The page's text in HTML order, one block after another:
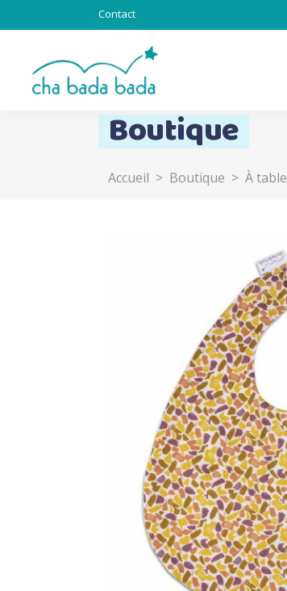
Contact
Totebag & Goodies
Boutique
Accueil > Boutique > À table